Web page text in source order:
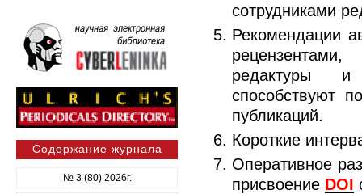
Содержание журнала
№ 3 (80) 2026г.
сотрудниками
Рекомендации
редактуры и
способствуют
публикаций.
Короткие
Оперативное
присвоение DOI